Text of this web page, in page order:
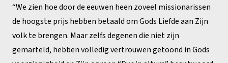
“We zien hoe door de eeuwen heen zoveel missionarissen
de hoogste prijs hebben betaald om Gods Liefde aan Zijn
volk te brengen. Maar zelfs degenen die niet zijn
gemarteld, hebben volledig vertrouwen getoond in Gods